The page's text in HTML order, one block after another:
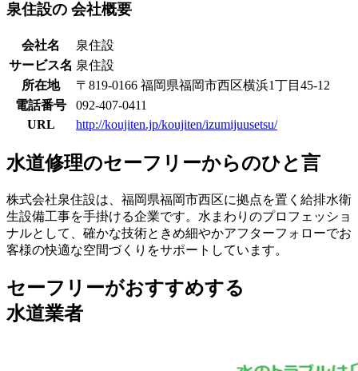
泉住設の 会社概要
会社名
泉住設
サービス名 泉住設
所在地
〒819-0166 福岡県福岡市西区横浜1丁目45-12
電話番号
092-407-0411
URL
http://koujiten.jp/koujiten/izumijuusetsu/
水道修理のセーフリーからのひと言
株式会社泉住設は、福岡県福岡市西区に拠点を置く給排水衛
生設備工事を手掛ける企業です。水まわりのプロフェッショ
ナルとして、確かな技術ときめ細やかアフターフォローでお
客様の快適な空間づくりをサポートしています。
セーフリーがおすすめする
水道業者